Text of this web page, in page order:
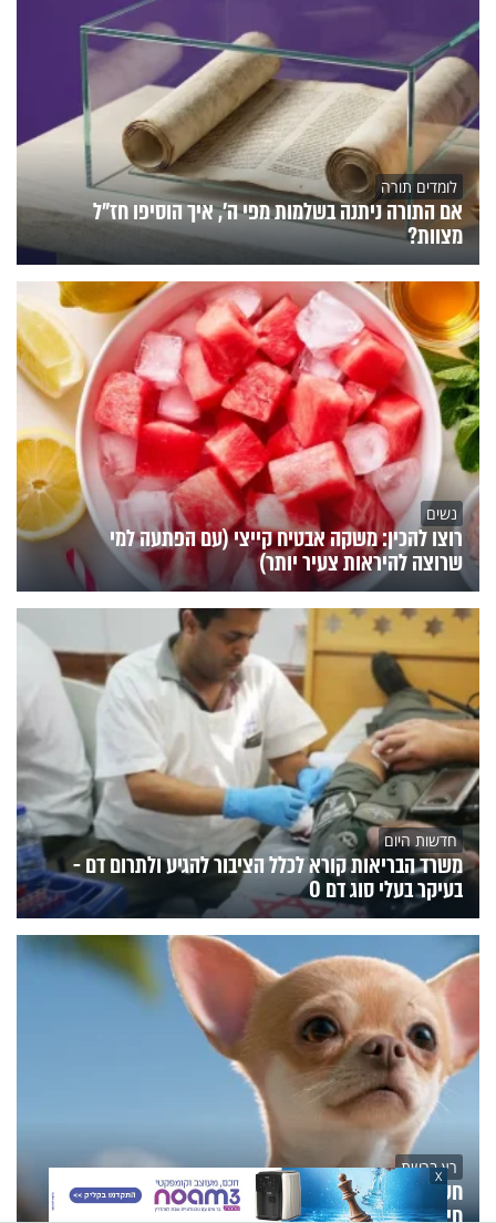
לומדים תורה
אם התורה ניתנה בשלמות מפי ה', איך הוסיפו חז"ל
מצוות?
נשים
רוצו להכין: משקה אבטיח קייצי (עם הפתעה למי
שרוצה להיראות צעיר יותר)
חדשות היום
משרד הבריאות קורא לכלל הציבור להגיע ולתרום דם -
בעיקר בעלי סוג דם O
רץ ברשת
חשבה שהכלב סתם מציק לה, התברר שהוא הציל את
X